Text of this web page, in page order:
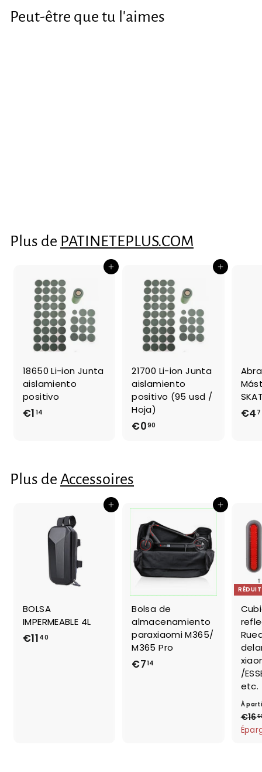
Peut-être que tu l'aimes
0
4
Plus de PATINETEPLUS.COM
Ajouter au panier
18650 Li-ion Junta
aislamiento
positivo
€1 14
4
Ajouter au panier
21700 Li-ion Junta
aislamiento
positivo (95 usd /
Hoja)
€090
€4
Plus de Accessoires
Ajouter au panier
BOLSA
IMPERMEABLE 4L
€11 40
Ajouter au panier
Bolsa de
almacenamiento
paraxiaomi M365/
M365 Pro
€714
RÉDUIT
/
etc.
À
€16